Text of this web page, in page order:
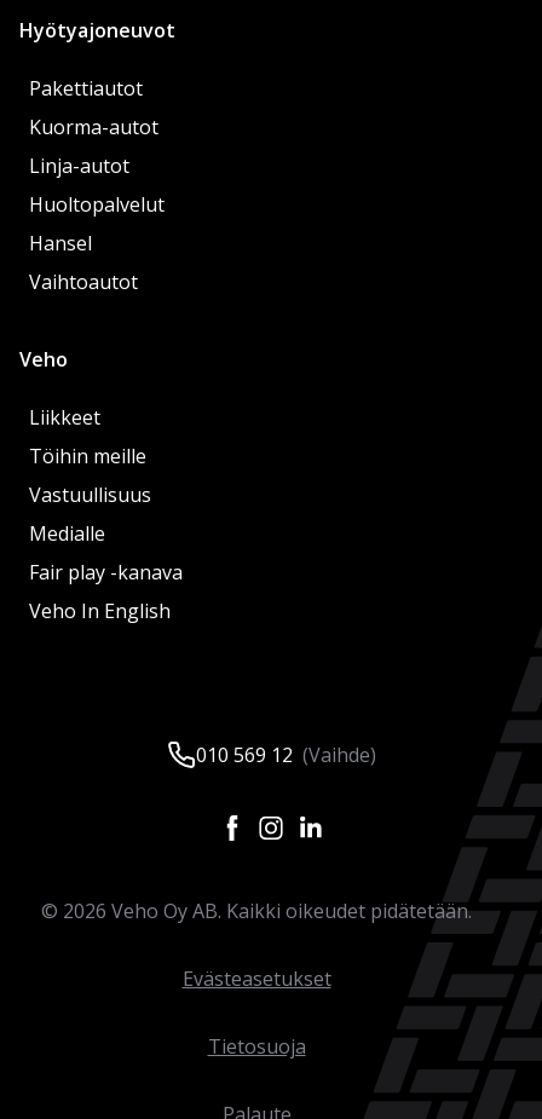
Hyötyajoneuvot
Pakettiautot
Kuorma-autot
Linja-autot
Huoltopalvelut
Hansel
Vaihtoautot
Veho
Liikkeet
Töihin meille
Vastuullisuus
Medialle
Fair play -kanava
Veho In English
010 569 12 (Vaihde)
© 2026 Veho Oy AB. Kaikki oikeudet pidätetään.
Evästeasetukset
Tietosuoja